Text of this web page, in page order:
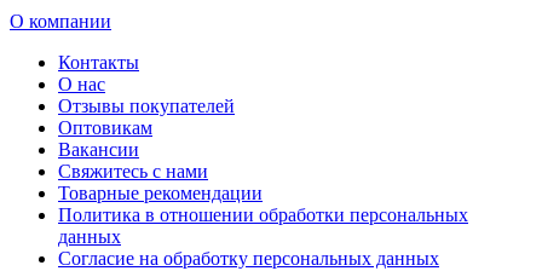
О компании
Контакты
О нас
Отзывы покупателей
Оптовикам
Вакансии
Свяжитесь с нами
Товарные рекомендации
Политика в отношении обработки персональных
данных
Согласие на обработку персональных данных